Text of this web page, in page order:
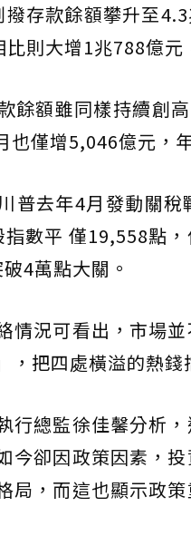
存款餘額攀升至
則大增1兆788億
餘額雖同樣持續創
也僅增5,046億元，
普去年4月發動關
數平 僅19,558點
4萬點大關。
情況可看出，市場
，把四處橫溢的熱
行總監徐佳馨分析
今卻因政策因素，
局，而這也顯示政